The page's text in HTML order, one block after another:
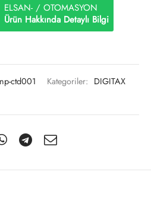
ELSAN- / OTOMASYON
Ürün Hakkında Detaylı Bilgi
ctd001 Kategoriler: DIGITAX